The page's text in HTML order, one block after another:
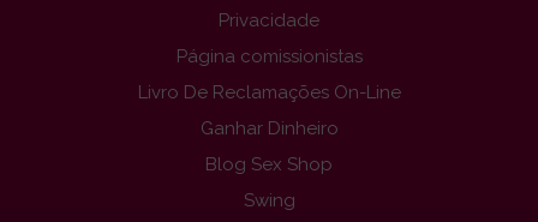
Privacidade
Página comissionistas
Livro De Reclamações On-Line
Ganhar Dinheiro
Blog Sex Shop
Swing